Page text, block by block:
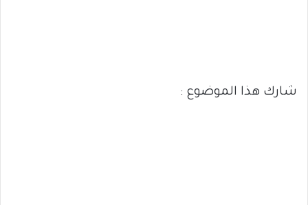
شارك هذا الموضوع :